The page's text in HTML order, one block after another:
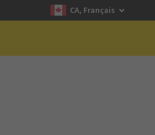
CA, Français